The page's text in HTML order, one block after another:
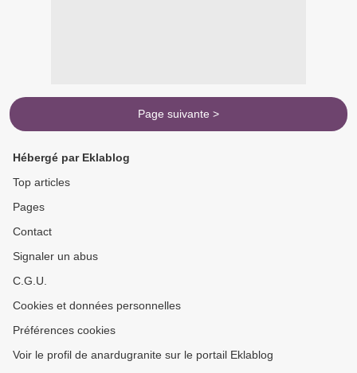
Page suivante >
Hébergé par Eklablog
Top articles
Pages
Contact
Signaler un abus
C.G.U.
Cookies et données personnelles
Préférences cookies
Voir le profil de anardugranite sur le portail Eklablog